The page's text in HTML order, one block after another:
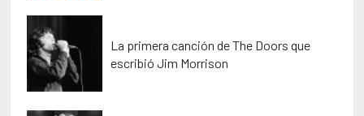
La primera canción de The Doors que
escribió Jim Morrison